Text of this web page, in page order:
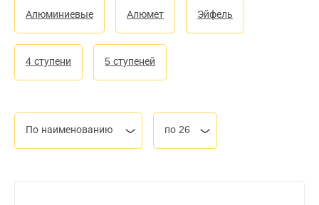
Алюминиевые Алюмет Эйфель
4 ступени 5 ступеней
По наименованию по 26